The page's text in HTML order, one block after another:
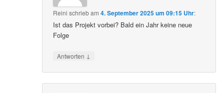
Reini schriebam4. September 2025 um 09:15 Uhr:
Ist das Projekt vorbei? Bald ein Jahr keine neue
Folge
Antworten ↓